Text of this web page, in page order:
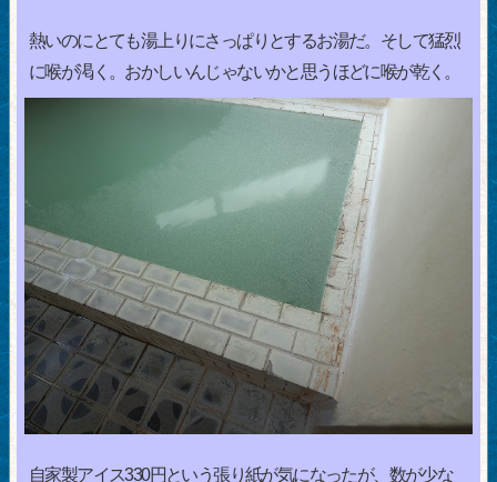
熱いのにとても湯上りにさっぱりとするお湯だ。そして猛烈
に喉が渇く。おかしいんじゃないかと思うほどに喉が乾く。
自家製アイス330円という張り紙が気になったが、数が少な